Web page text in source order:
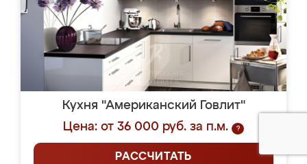
Кухня "Американский Говлит"
Цена: от 36 000 руб. за п.м.
?
РАССЧИТАТЬ